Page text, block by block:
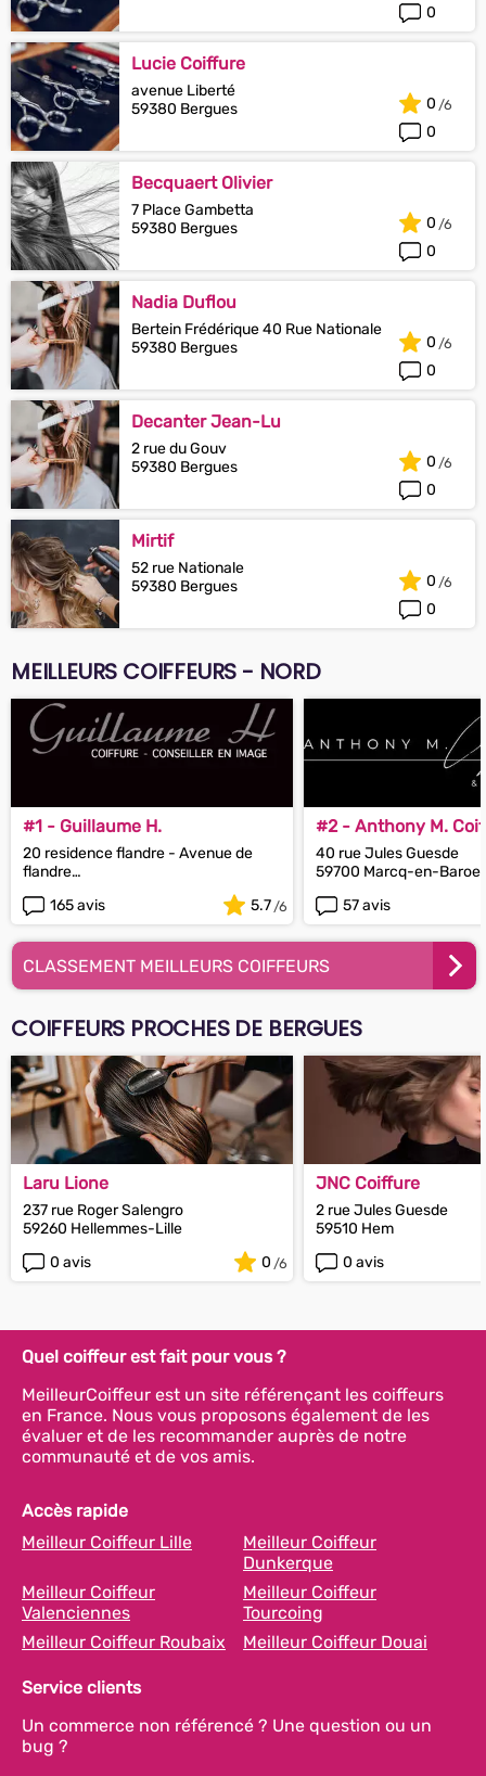
0
Lucie Coiffure
avenue Liberté
59380 Bergues
0
0
Becquaert Olivier
7 Place Gambetta
59380 Bergues
0
0
Nadia Duflou
Bertein Frédérique 40 Rue Nationale
59380 Bergues
0
0
Decanter Jean-Lu
2 rue du Gouv
59380 Bergues
0
0
Mirtif
52 rue Nationale
59380 Bergues
0
0
MEILLEURS COIFFEURS - NORD
#1 - Guillaume H.
20 residence flandre - Avenue de
flandre
165 avis 5.7
#2 - Anthony M.
40 rue Jules Guesde
59700 Marcq-en-
57 avis
CLASSEMENT MEILLEURS COIFFEURS
COIFFEURS PROCHES DE BERGUES
Laru Lione
237 rue Roger Salengro
59260 Hellemmes-Lille
0 avis
0
JNC Coiffure
2 rue Jules Guesde
59510 Hem
0 avis
Quel coiffeur est fait pour vous ?
MeilleurCoiffeur est un site référençant les coiffeurs
en France. Nous vous proposons également de les
évaluer et de les recommander auprès de notre
communauté et de vos amis.
Accès rapide
Meilleur Coiffeur Lille
Meilleur Coiffeur
Dunkerque
Meilleur Coiffeur
Valenciennes
Meilleur Coiffeur
Tourcoing
Meilleur Coiffeur Roubaix
Meilleur Coiffeur Douai
Service clients
Un commerce non référencé ? Une question ou un
bug ?